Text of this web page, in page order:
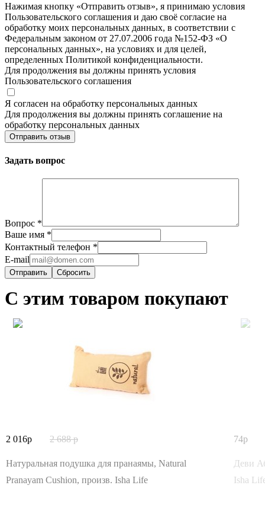
Нажимая кнопку «Отправить отзыв», я принимаю условия
Пользовательского соглашения и даю своё согласие на
обработку моих персональных данных, в соответствии с
Федеральным законом от 27.07.2006 года №152-ФЗ «О
персональных данных», на условиях и для целей,
определенных Политикой конфиденциальности.
Для продолжения вы должны принять условия
Пользовательского соглашения
Я согласен на обработку персональных данных
Для продолжения вы должны принять соглашение на
обработку персональных данных
Отправить отзыв
Задать вопрос
Вопрос *
Ваше имя *
Контактный телефон *
E-mail
Сбросить
С этим товаром покупают
2 016 2 688
Натуральная подушка для пранаямы, Natural
Pranayam Cushion, произв. Isha Life
74
Деви
Isha